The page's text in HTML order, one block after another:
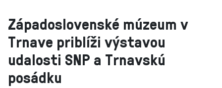
Západoslovenské múzeum v
Trnave priblíži výstavou
udalosti SNP a Trnavskú
posádku